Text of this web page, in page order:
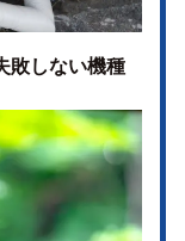
敗しない機種